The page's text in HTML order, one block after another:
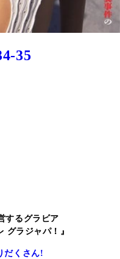
35
するグラビア
グラジャパ！』
だくさん!